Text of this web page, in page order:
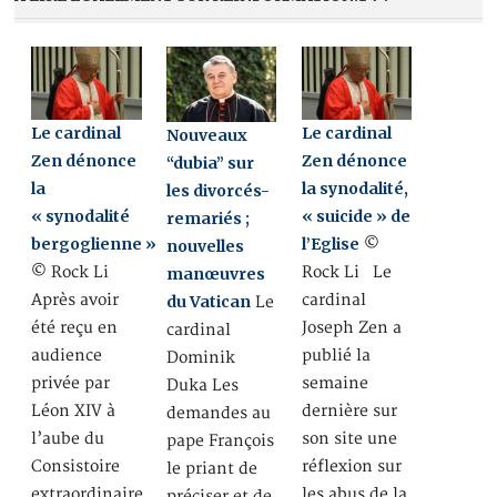
Le cardinal
Zen dénonce
la
« synodalité
bergoglienne »
© Rock Li
Après avoir
été reçu en
audience
privée par
Léon XIV à
l’aube du
Consistoire
Nouveaux
“dubia” sur
les divorcés-
remariés ;
nouvelles
manœuvres
du Vatican Le
cardinal
Dominik
Duka Les
demandes au
pape François
le priant de
Le cardinal
Zen dénonce
la synodalité,
« suicide » de
l’Eglise ©
Rock Li Le
cardinal
Joseph Zen a
publié la
semaine
dernière sur
son site une
réflexion sur